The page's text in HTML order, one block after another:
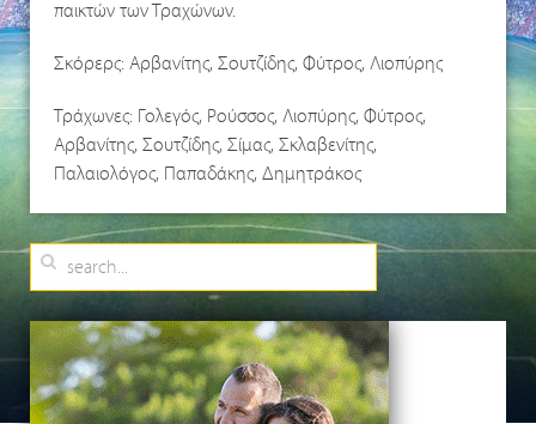
παικτών των Τραχώνων.
Σκόρερς: Αρβανίτης, Σουτζίδης, Φύτρος, Λιοπύρης
Τράχωνες: Γολεγός, Ρούσσος, Λιοπύρης, Φύτρος,
Αρβανίτης, Σουτζίδης, Σίμας, Σκλαβενίτης,
Παλαιολόγος, Παπαδάκης, Δημητράκος